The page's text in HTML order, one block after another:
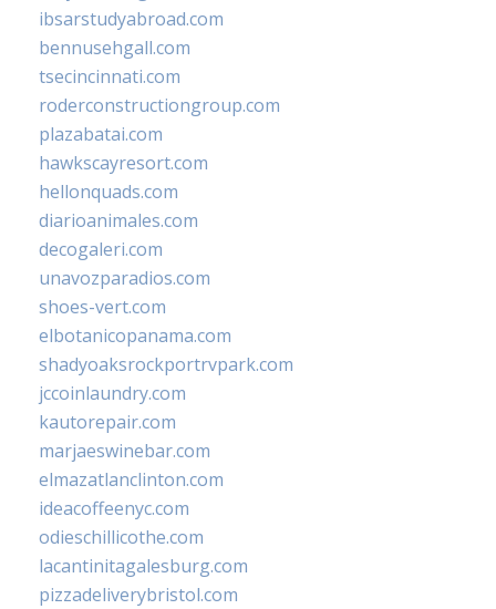
ibsarstudyabroad.com
bennusehgall.com
tsecincinnati.com
roderconstructiongroup.com
plazabatai.com
hawkscayresort.com
hellonquads.com
diarioanimales.com
decogaleri.com
unavozparadios.com
shoes-vert.com
elbotanicopanama.com
shadyoaksrockportrvpark.com
jccoinlaundry.com
kautorepair.com
marjaeswinebar.com
elmazatlanclinton.com
ideacoffeenyc.com
odieschillicothe.com
lacantinitagalesburg.com
pizzadeliverybristol.com